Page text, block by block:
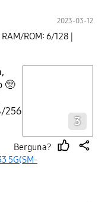
2023-03-12
ROM: 6/128 |
🥺
256
3
Berguna?
5G(SM-